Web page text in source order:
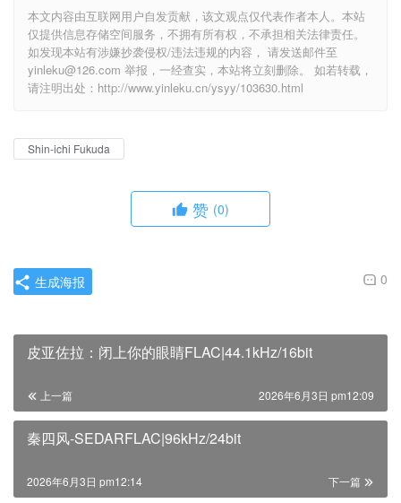
本文内容由互联网用户自发贡献，该文观点仅代表作者本人。本站
仅提供信息存储空间服务，不拥有所有权，不承担相关法律责任。
如发现本站有涉嫌抄袭侵权/违法违规的内容， 请发送邮件至
yinleku@126.com 举报，一经查实，本站将立刻删除。 如若转载，
请注明出处：http://www.yinleku.cn/ysyy/103630.html
Shin-ichi Fukuda
赞 (0)
0
生成海报
皮亚佐拉：闭上你的眼睛FLAC|44.1kHz/16bit
上一篇 2026年6月3日 pm12:09
秦四风-SEDARFLAC|96kHz/24bit
下一篇
2026年6月3日 pm12:14